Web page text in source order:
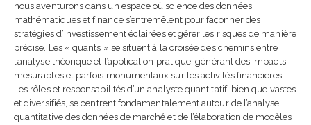
nous aventurons dans un espace où science des données,
mathématiques et finance s’entremêlent pour façonner des
stratégies d’investissement éclairées et gérer les risques de manière
précise. Les « quants » se situent à la croisée des chemins entre
l’analyse théorique et l’application pratique, générant des impacts
mesurables et parfois monumentaux sur les activités financières.
Les rôles et responsabilités d’un analyste quantitatif, bien que vastes
et diversifiés, se centrent fondamentalement autour de l’analyse
quantitative des données de marché et de l’élaboration de modèles